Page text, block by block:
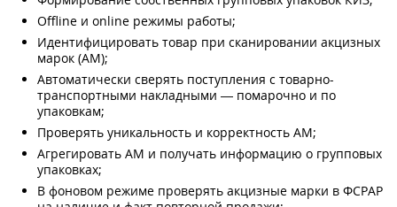
Оffline и online режимы работы;
Идентифицировать товар при сканировании акцизных
марок (АМ);
Автоматически сверять поступления с товарно-
транспортными накладными — помарочно и по
упаковкам;
Проверять уникальность и корректность АМ;
Агрегировать АМ и получать информацию о групповых
упаковках;
В фоновом режиме проверять акцизные марки в ФСРАР